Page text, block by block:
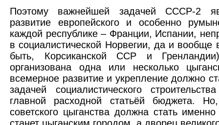
Поэтому важнейшей задачей СССР-2
развитие европейского и особенно
каждой республике – Франции, Испании,
в социалистической Норвегии, да и вообще
быть, Корсиканской ССР и
организована одна или несколько
всемерное развитие и укрепление должно
задачей социалистического
главной расходной статьёй бюджета.
советского цыганства должна стать